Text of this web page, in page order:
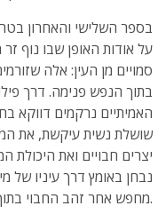
בספר השלישי והאחרון
על אודות האופן שבו נוף
סמויים מן העין: אלה
בתוך הנפש פנימה. דרך
האמיתיים נרקמים דווקא
שושלת נשית עיקשת, את
יצרים חבויים ואת היכולת
נבחן באומץ דרך עיניו
מחפש אחר זהב החבוי בתוך הערפל.